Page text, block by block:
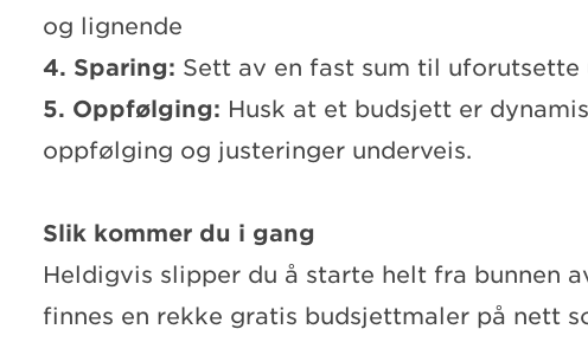
og lignende
4. Sparing: Sett av en fast sum til
5. Oppfølging: Husk at et budsjett er
oppfølging og justeringer underveis.
Slik kommer du i gang
Heldigvis slipper du å starte helt fra bunnen
finnes en rekke gratis budsjettmaler på nett